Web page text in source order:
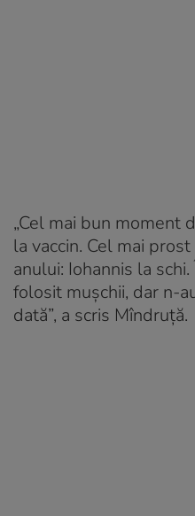
„Cel mai bun moment
la vaccin. Cel mai
anului: Iohannis la
folosit mușchii, dar n-
dată”, a scris Mîndruță.